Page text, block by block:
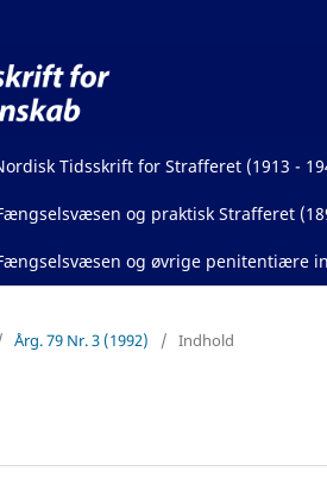
Tidsskrift for Strafferet (1913 -
og praktisk Strafferet
og øvrige penitentiære
Årg. 79 Nr. 3 (1992) / Indhold